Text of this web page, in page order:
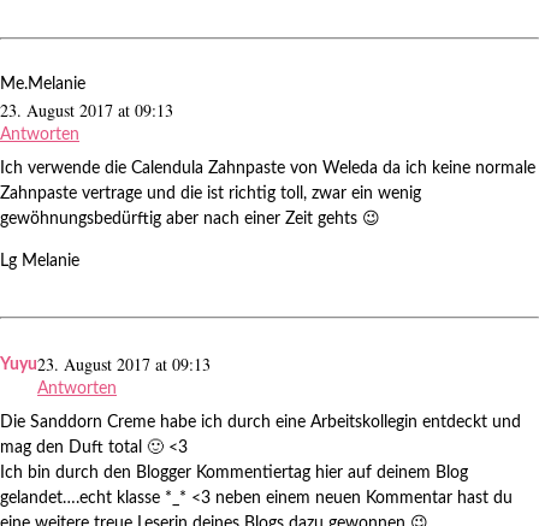
Me.Melanie
23. August 2017 at 09:13
Antworten
Ich verwende die Calendula Zahnpaste von Weleda da ich keine normale
Zahnpaste vertrage und die ist richtig toll, zwar ein wenig
gewöhnungsbedürftig aber nach einer Zeit gehts 😉
Lg Melanie
Yuyu23. August 2017 at 09:13
Antworten
Die Sanddorn Creme habe ich durch eine Arbeitskollegin entdeckt und
mag den Duft total 🙂 <3
Ich bin durch den Blogger Kommentiertag hier auf deinem Blog
gelandet….echt klasse *_* <3 neben einem neuen Kommentar hast du